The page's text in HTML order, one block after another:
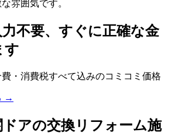
雰囲気です。
不要、すぐに正確な金
す
・消費税すべて込みのコミコミ価格
→
ドアの交換リフォーム施